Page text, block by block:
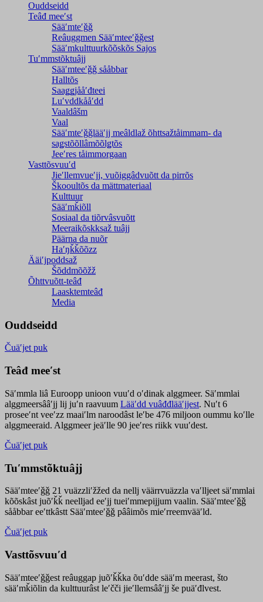
Ouddseidd
Teâđ meeʹst
Sääʹmteʹǧǧ
Reâuggmen Sääʹmteeʹǧǧest
Sääʹmkulttuurkõõskõs Sajos
Tuʹmmstõktuâjj
Sääʹmteeʹǧǧ sååbbar
Halltõs
Saaǥǥjååʹđteei
Luʹvddkååʹdd
Vaaldâšm
Vaal
Sääʹmteʹǧǧlääʹjj meâldlaž õhttsažtåimmam- da
saǥstõõllâmõõlǥtõs
Jeeʹres tåimmorgaan
Vasttõsvuuʹd
Jieʹllemvueʹjj, vuõiggâdvuõtt da pirrõs
Škooultõs da mättmateriaal
Kulttuur
Sääʹmǩiõll
Sosiaal da tiõrvâsvuõtt
Meeraikõskksaž tuâjj
Päärna da nuõr
Haʹŋǩǩõõzz
Ääiʹjpoddsaž
Šõddmõõžž
Õhttvuõtt-teâđ
Laasktemteâđ
Media
Ouddseidd
Čuäʹjet puk
Teâđ meeʹst
Säʹmmla liâ Euroopp unioon vuuʹd oʹdinak alggmeer. Säʹmmlai
alggmeersââʹjj lij juʹn raavuum Lääʹdd vuâđđlääʹjjest. Nuʹt 6
proseeʹnt veeʹzz maaiʹlm naroodâst leʹbe 476 miljoon oummu koʹlle
alggmeeraid. Alggmeer jeäʹlle 90 jeeʹres riikk vuuʹdest.
Čuäʹjet puk
Tuʹmmstõktuâjj
Sääʹmteeʹǧǧ 21 vuäzzliʹžžed da nellj väärrvuäzzla vaʹlljeet säʹmmlai
kõõskâst juõʹǩǩ neelljad eeʹjj tueiʹmmepijjum vaalin. Sääʹmteeʹǧǧ
sååbbar eeʹttkâstt Sääʹmteeʹǧǧ pââimõs mieʹrreemvääʹld.
Čuäʹjet puk
Vasttõsvuuʹd
Sääʹmteeʹǧǧest reâuggap juõʹǩǩka õuʹdde sääʹm meerast, što
sääʹmǩiõlin da kulttuurâst leʹčči jieʹllemsââʹjj še puäʹđlvest.